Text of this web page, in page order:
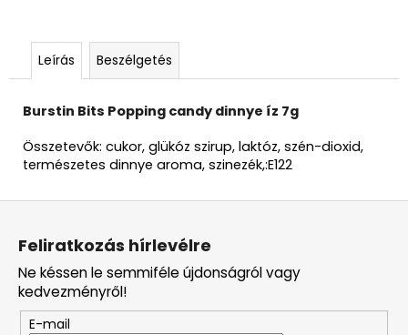
Leírás Beszélgetés
Burstin Bits Popping candy dinnye íz 7g
Összetevők: cukor, glükóz szirup, laktóz, szén-dioxid,
természetes dinnye aroma, szinezék,:E122
Feliratkozás hírlevélre
Ne késsen le semmiféle újdonságról vagy
kedvezményről!
E-mail